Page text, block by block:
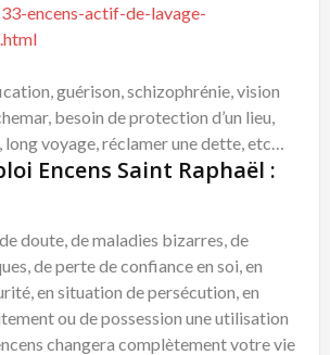
encens-actif-de-lavage-
guérison, schizophrénie, vision
besoin de protection d’un lieu,
voyage, réclamer une dette, etc…
Encens Saint Raphaël :
doute, de maladies bizarres, de
de perte de confiance en soi, en
en situation de persécution, en
ou de possession une utilisation
changera complètement votre vie